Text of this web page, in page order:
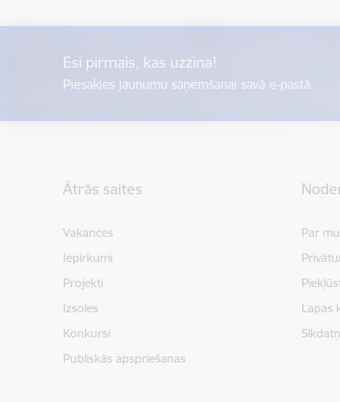
Esi pirmais, kas uzzina!
Piesakies jaunumu saņemšanai savā e-pastā.
Ātrās saites
Vakances
Iepirkumi
Projekti
Izsoles
Konkursi
Publiskās apspriešanas
Par
Lapas